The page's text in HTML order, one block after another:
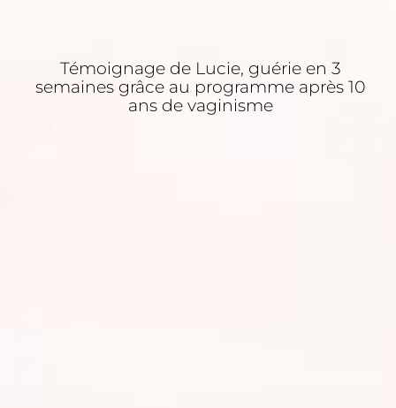
Témoignage de Lucie, guérie en 3
semaines grâce au programme après 10
ans de vaginisme